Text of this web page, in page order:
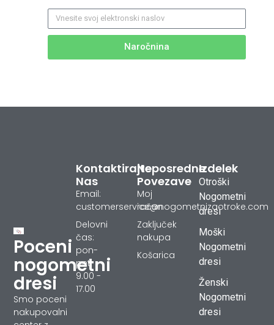
Naročnina
Poceni
nogometni
dresi
Smo poceni
nakupovalni
Izdelek
Otroški
Nogometni
dresi
Moški
Nogometni
dresi
Ženski
Nogometni
dresi
Neposredne
Povezave
Moj
račun
Zaključek
nakupa
Košarica
Kontaktirajte
Nas
Email:
customerservice@nogometnizaotroke.com
Delovni
čas:
pon-
pet
9.00 -
17.00